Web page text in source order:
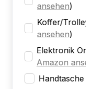
ansehen)
Koffer/
ansehen)
Elektronik
Amazon
Handtasche